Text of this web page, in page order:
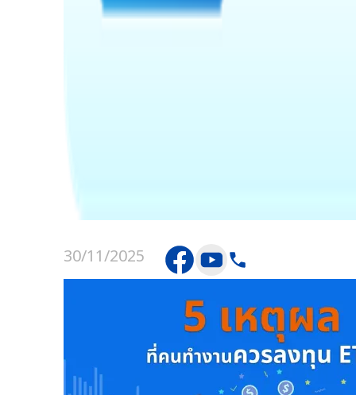
30/11/2025